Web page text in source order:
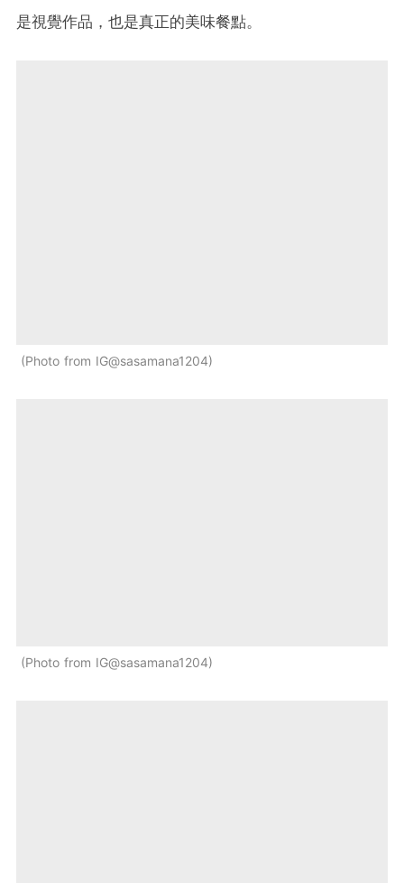
是視覺作品，也是真正的美味餐點。
Photo from IG@sasamana1204
Photo from IG@sasamana1204